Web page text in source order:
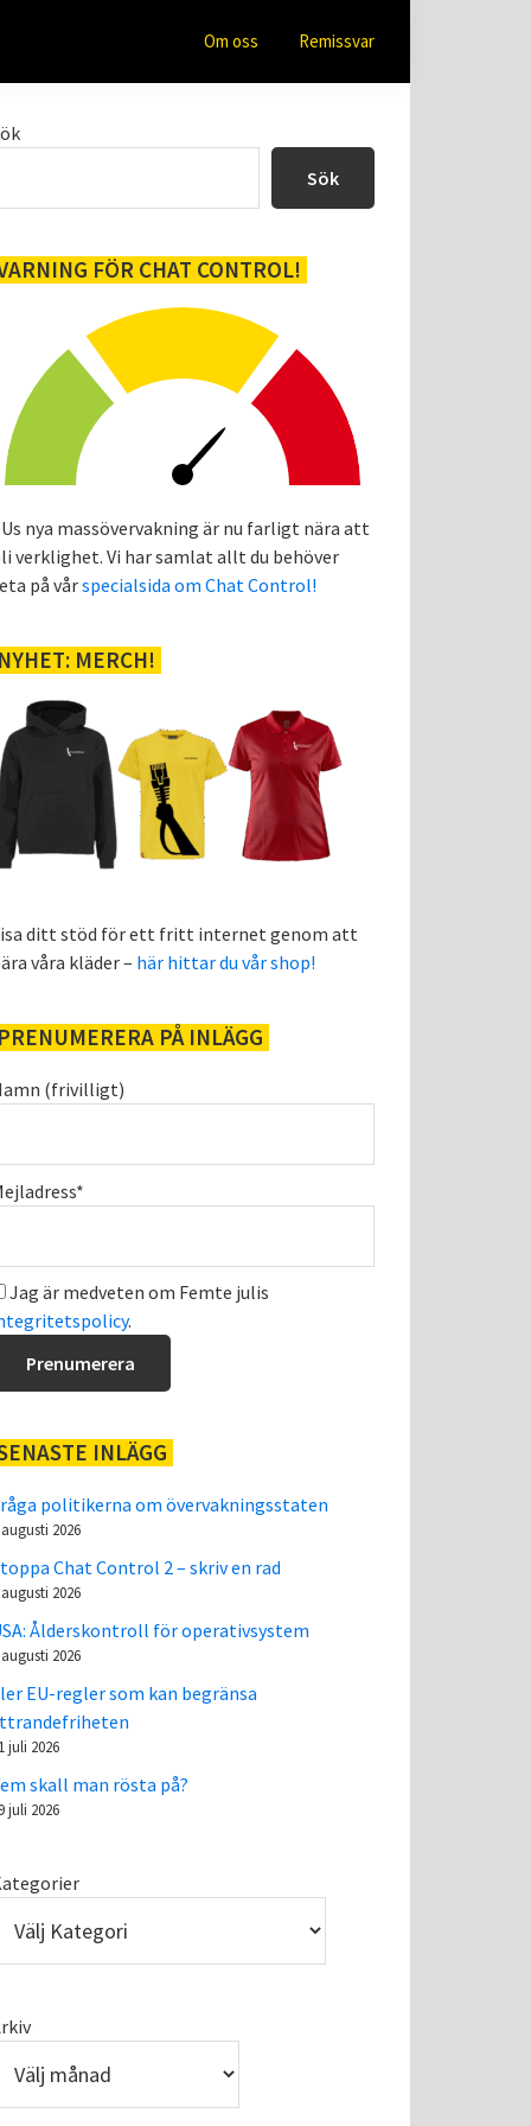
Om oss Remissvar
Sök
FÖR CHAT CONTROL!
nya massövervakning är nu farligt nära att
verklighet. Vi har samlat allt du behöver
på vårspecialsida om Chat Control!
NYHET: MERCH!
ditt stöd för ett fritt internet genom att
våra kläder – här hittar du vår shop!
PRENUMERERA PÅ INLÄGG
(frivilligt)
Jag är medveten om Femte julis
.
INLÄGG
politikerna om övervakningsstaten
2026
Chat Control 2 – skriv en rad
2026
Ålderskontroll för operativsystem
2026
EU-regler som kan begränsa
juli 2026
skall man rösta på?
juli 2026